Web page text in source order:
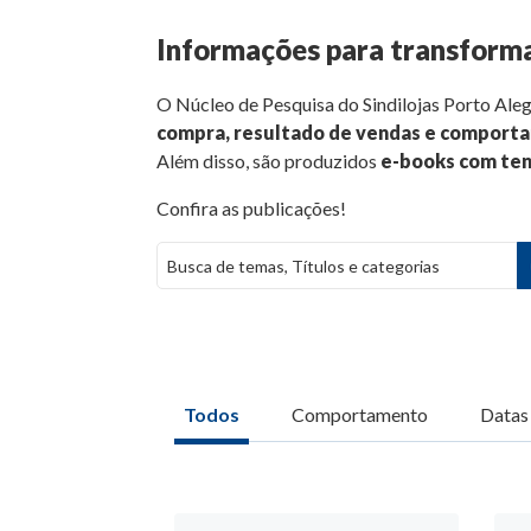
Informações para
O Núcleo de Pesquisa do Sindilojas Porto
compra, resultado de vendas e
Além disso, são produzidos e-books com
Confira as publicações!
Todos Comportamento